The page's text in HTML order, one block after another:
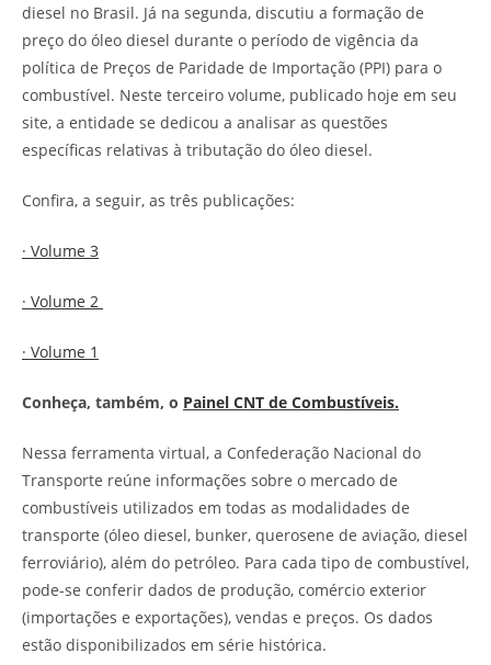
diesel no Brasil. Já na segunda, discutiu a formação de
preço do óleo diesel durante o período de vigência da
política de Preços de Paridade de Importação (PPI) para o
combustível. Neste terceiro volume, publicado hoje em seu
site, a entidade se dedicou a analisar as questões
específicas relativas à tributação do óleo diesel.
Confira, a seguir, as três publicações:
· Volume 3
· Volume 2
· Volume 1
Conheça, também, o Painel CNT de Combustíveis.
Nessa ferramenta virtual, a Confederação Nacional do
Transporte reúne informações sobre o mercado de
combustíveis utilizados em todas as modalidades de
transporte (óleo diesel, bunker, querosene de aviação, diesel
ferroviário), além do petróleo. Para cada tipo de combustível,
pode-se conferir dados de produção, comércio exterior
(importações e exportações), vendas e preços. Os dados
estão disponibilizados em série histórica.